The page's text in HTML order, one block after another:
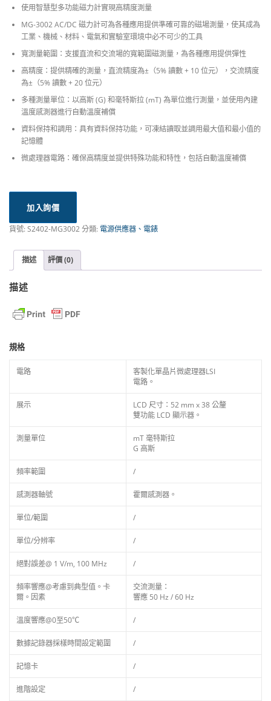
使用智慧型多功能磁力計實現高精度測量
MG-3002 AC/DC 磁力計可為各種應用提供準確可靠的磁場測量，使其成為
工業、機械、材料、電氣和實驗室環境中必不可少的工具
寬測量範圍：支援直流和交流場的寬範圍磁測量，為各種應用提供彈性
高精度：提供精確的測量，直流精度為±（5% 讀數 + 10 位元），交流精度
為±（5% 讀數 + 20 位元）
多種測量單位：以高斯 (G) 和毫特斯拉 (mT) 為單位進行測量，並使用內建
溫度感測器進行自動溫度補償
資料保持和調用：具有資料保持功能，可凍結讀取並調用最大值和最小值的
記憶體
微處理器電路：確保高精度並提供特殊功能和特性，包括自動溫度補償
加入詢價
貨號:S2402-MG3002分類: 電源供應器、電錶
描述 評價 (0)
描述
規格
電路
客製化單晶片微處理器LSI
電路。
展示
LCD 尺寸：52 mm x 38 公釐
雙功能 LCD 顯示器。
測量單位
mT 毫特斯拉
G 高斯
頻率範圍 /
感測器軸號 霍爾感測器。
單位/範圍 /
單位/分辨率 /
絕對誤差@ 1 V/m, 100 MHz /
頻率響應@考慮到典型值。卡
爾。因素
交流測量：
響應 50 Hz / 60 Hz
溫度響應@0至50℃ /
數據記錄器採樣時間設定範圍 /
記憶卡 /
進階設定 /